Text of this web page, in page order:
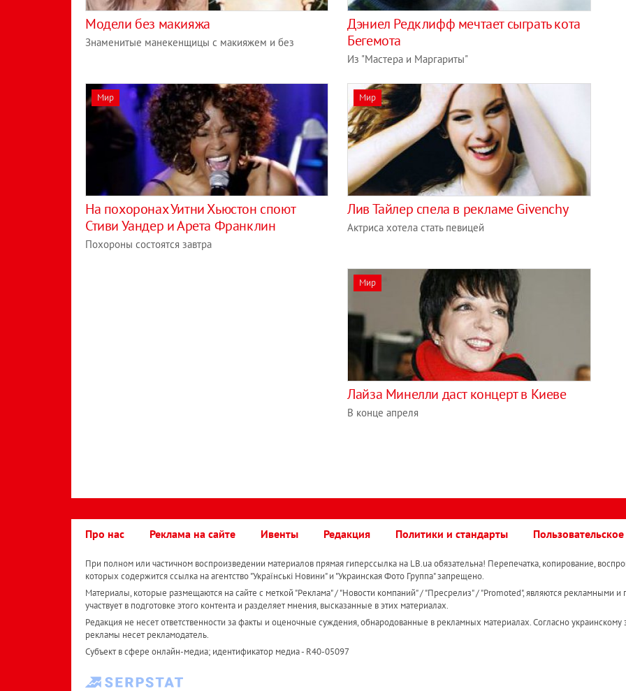
Модели без макияжа
Знаменитые манекенщицы с макияжем и без
Дэниел Редклифф мечтает сыграть кота
Бегемота
Из "Мастера и Маргариты"
Мир
На похоронах Уитни Хьюстон споют
Стиви Уандер и Арета Франклин
Похороны состоятся завтра
Мир
Лив Тайлер спела в рекламе Givenchy
Актриса хотела стать певицей
Мир
Лайза Минелли даст концерт в Киеве
В конце апреля
Про нас Реклама на сайте Ивенты Редакция Политики и стандарты
При полном или частичном воспроизведении материалов прямая гиперссылка на LB.ua обязательна! Перепечатка, копирование,
которых содержится ссылка на агентство "Українськi Новини" и "Украинская Фото Группа" запрещено.
Материалы, которые размещаются на сайте с меткой "Реклама" / "Новости компаний" / "Пресрелиз" / "Promoted", являются рекламными и
участвует в подготовке этого контента и разделяет мнения, высказанные в этих материалах.
Редакция не несет ответственности за факты и оценочные суждения, обнародованные в рекламных материалах. Согласно украинскому
рекламы несет рекламодатель.
Субъект в сфере онлайн-медиа; идентификатор медиа - R40-05097